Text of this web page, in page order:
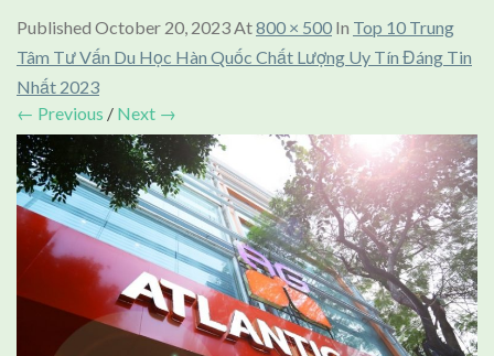
Published October 20, 2023At800 × 500 In Top 10 Trung
Tâm Tư Vấn Du Học Hàn Quốc Chất Lượng Uy Tín Đáng Tin
Nhất 2023
← Previous / Next →